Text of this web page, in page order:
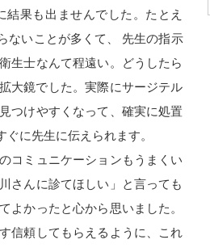
果も出ませんでした。たとえ
ないことが多くて、 先生の指示
生士なんて程遠い。どうしたら
大鏡でした。実際にサージテル
つけやすくなって、確実に処置
に先生に伝えられます。
コミュニケーションもうまくい
さんに診てほしい」と言っても
よかったと心から思いました。
信頼してもらえるように、これ